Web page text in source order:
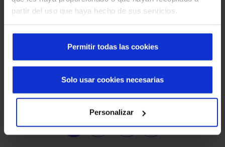
partir del uso que haya hecho de sus servicios.
Permitir todas las cookies
Personalizar
Solo usar cookies necesarias
Que faire en cas de panne d'une porte rapide :
Page courante
1
Page
2
…
Next page
›
Dernière page
»